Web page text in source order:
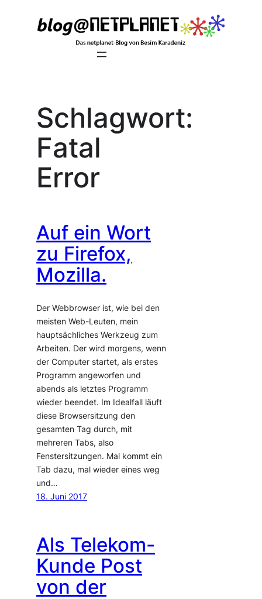
Schlagwort:
Fatal
Error
Auf ein Wort
zu Firefox,
Mozilla.
Der Webbrowser ist, wie bei den
meisten Web-Leuten, mein
hauptsächliches Werkzeug zum
Arbeiten. Der wird morgens, wenn
der Computer startet, als erstes
Programm angeworfen und
abends als letztes Programm
wieder beendet. Im Idealfall läuft
diese Browsersitzung den
gesamten Tag durch, mit
mehreren Tabs, also
Fenstersitzungen. Mal kommt ein
Tab dazu, mal wieder eines weg
und…
18. Juni 2017
Als Telekom-
Kunde Post
von der